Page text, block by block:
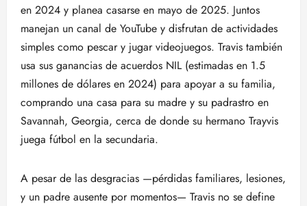
en 2024 y planea casarse en mayo de 2025. Juntos
manejan un canal de YouTube y disfrutan de actividades
simples como pescar y jugar videojuegos. Travis también
usa sus ganancias de acuerdos NIL (estimadas en 1.5
millones de dólares en 2024) para apoyar a su familia,
comprando una casa para su madre y su padrastro en
Savannah, Georgia, cerca de donde su hermano Trayvis
juega fútbol en la secundaria.
A pesar de las desgracias —pérdidas familiares, lesiones,
y un padre ausente por momentos— Travis no se define